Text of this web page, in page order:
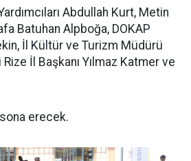
Abdullah Kurt, Metin
Batuhan Alpboğa, DOKAP
İl Kültür ve Turizm Müdürü
İl Başkanı Yılmaz Katmer ve
erecek.